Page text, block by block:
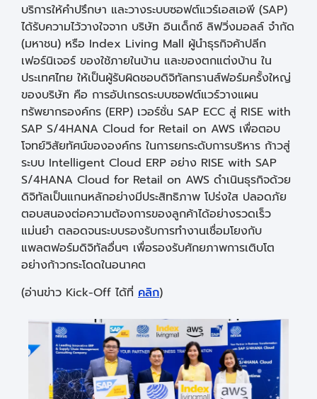
บริการให้คำปรึกษา และวางระบบซอฟต์แวร์เอสเอพี (SAP)
ได้รับความไว้วางใจจาก บริษัท อินเด็กซ์ ลิฟวิ่งมอลล์ จำกัด
(มหาชน) หรือ Index Living Mall ผู้นำธุรกิจค้าปลีก
เฟอร์นิเจอร์ ของใช้ภายในบ้าน และของตกแต่งบ้าน ใน
ประเทศไทย ให้เป็นผู้รับผิดชอบดิจิทัลทรานส์ฟอร์มครั้งใหญ่
ของบริษัท คือ การอัปเกรดระบบซอฟต์แวร์วางแผน
ทรัพยากรองค์กร (ERP) เวอร์ชั่น SAP ECC สู่ RISE with
SAP S/4HANA Cloud for Retail on AWS เพื่อตอบ
โจทย์วิสัยทัศน์ขององค์กร ในการยกระดับการบริหาร ก้าวสู่
ระบบ Intelligent Cloud ERP อย่าง RISE with SAP
S/4HANA Cloud for Retail on AWS ดำเนินธุรกิจด้วย
ดิจิทัลเป็นแกนหลักอย่างมีประสิทธิภาพ โปร่งใส ปลอดภัย
ตอบสนองต่อความต้องการของลูกค้าได้อย่างรวดเร็ว
แม่นยำ ตลอดจนระบบรองรับการทำงานเชื่อมโยงกับ
แพลตฟอร์มดิจิทัลอื่นๆ เพื่อรองรับศักยภาพการเติบโต
อย่างก้าวกระโดดในอนาคต
(อ่านข่าว Kick-Off ได้ที่ คลิก)